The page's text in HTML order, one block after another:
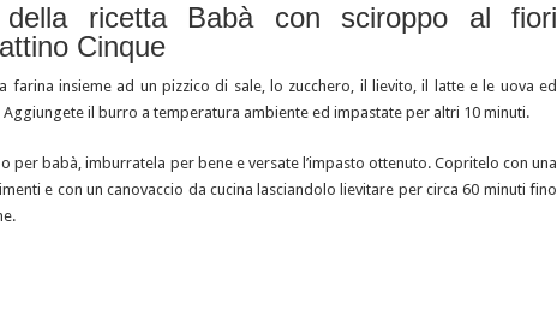
della ricetta Babà con sciroppo al fiori
Cinque
farina insieme ad un pizzico di sale, lo zucchero, il lievito, il latte e le uova ed
il burro a temperatura ambiente ed impastate per altri 10 minuti.
per babà, imburratela per bene e versate l’impasto ottenuto. Copritelo con una
e con un canovaccio da cucina lasciandolo lievitare per circa 60 minuti fino